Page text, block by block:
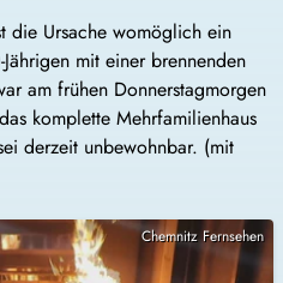
die Ursache womöglich ein
mit einer brennenden
am frühen Donnerstagmorgen
komplette Mehrfamilienhaus
derzeit unbewohnbar. (mit
Chemnitz Fernsehen